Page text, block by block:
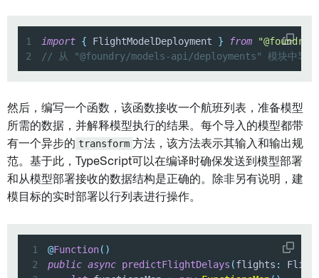
1 import { FlightModelDeployment } from
2
// 从 "@foundry/models-api/deployments" 模块中导
然后，编写一个函数，该函数接收一个航班列表，准备模型
所需的数据，并解释模型执行的结果。每个导入的模型都带
有一个异步的 transform 方法，该方法表示其输入和输出规
范。基于此，TypeScript可以在编译时确保发送到模型部署
和从模型部署接收的数据结构是正确的。除非另有说明，建
模目标的实时部署以行列表进行操作。
1 @Function( )
2
public async predictFlightDelays (flights :